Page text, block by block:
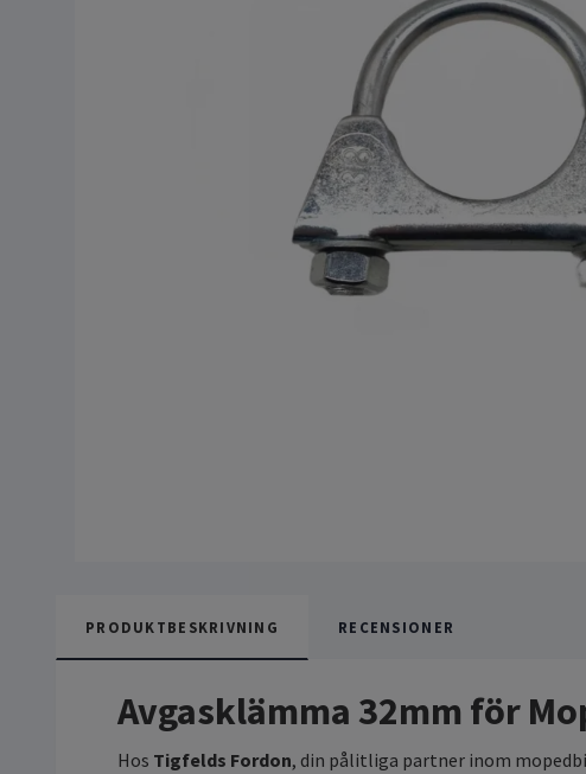
PRODUKTBESKRIVNING RECENSIONER
Avgasklämma 32mm för
Hos Tigfelds Fordon, din pålitliga partner inom